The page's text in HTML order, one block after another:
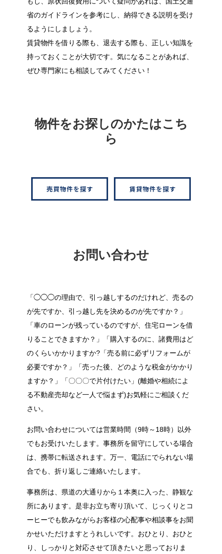
省のガイドラインを参考にし、納得できる説明を受け
るようにしましょう。
賃貸物件を借りる際も、退去する際も、正しい知識を
持っておくことが大切です。気になることがあれば、
ぜひ専門家にも相談してみてください！
物件をお探しのかたはこち
ら
お問い合わせ
「◯◯◯の理由で、引っ越しするのだけれど、売るの
が先ですか、引っ越し先を決めるのが先ですか？」
「車のローンが残っているのですが、住宅ローンを借
りることできますか？」「購入するのに、諸費用はど
のくらいかかりますか?「売る前に必ずリフォームが
必要ですか？」「売った後、どのような税金がかかり
ますか？」「〇〇〇で片付けたい」(離婚や相続によ
る不動産売却など一人で悩まず)お気軽にご相談くだ
さい。
お問い合わせについては営業時間（9時～18時）以外
でもお受けいたします。事務所を留守にしている場合
は、携帯に転送されます。万一、電話にでられない場
合でも、折り返しご連絡いたします。
事務所は、県道の大通りから１本奥に入った、静観な
所にあります。是非お立ち寄り頂いて、じっくりとコ
ーヒーでも飲みながらお客様の心配事や相談事をお聞
かせいただけますとうれしいです。おひとり、おひと
り、しっかりと対応させて頂きたいと思っておりま